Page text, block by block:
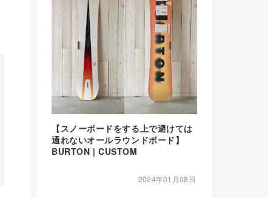
【スノーボードをする上で避けては
通れないオールラウンドボード】
BURTON | CUSTOM
2024年01月08日